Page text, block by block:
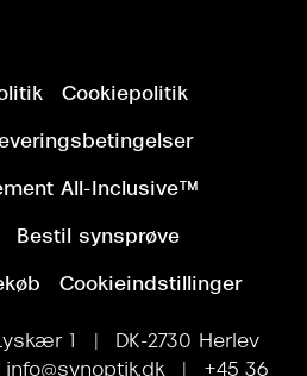
Cookiepolitik
All-Inclusive™
Bestil synsprøve
Cookieindstillinger
1 | DK-2730 Herlev
info@synoptik.dk | +45 36